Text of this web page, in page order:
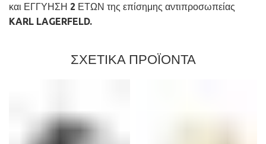
και ΕΓΓΥΗΣΗ 2 ΕΤΩΝ της επίσημης αντιπροσωπείας
KARL LAGERFELD.
ΣΧΕΤΙΚΑ ΠΡΟΪΟΝΤΑ